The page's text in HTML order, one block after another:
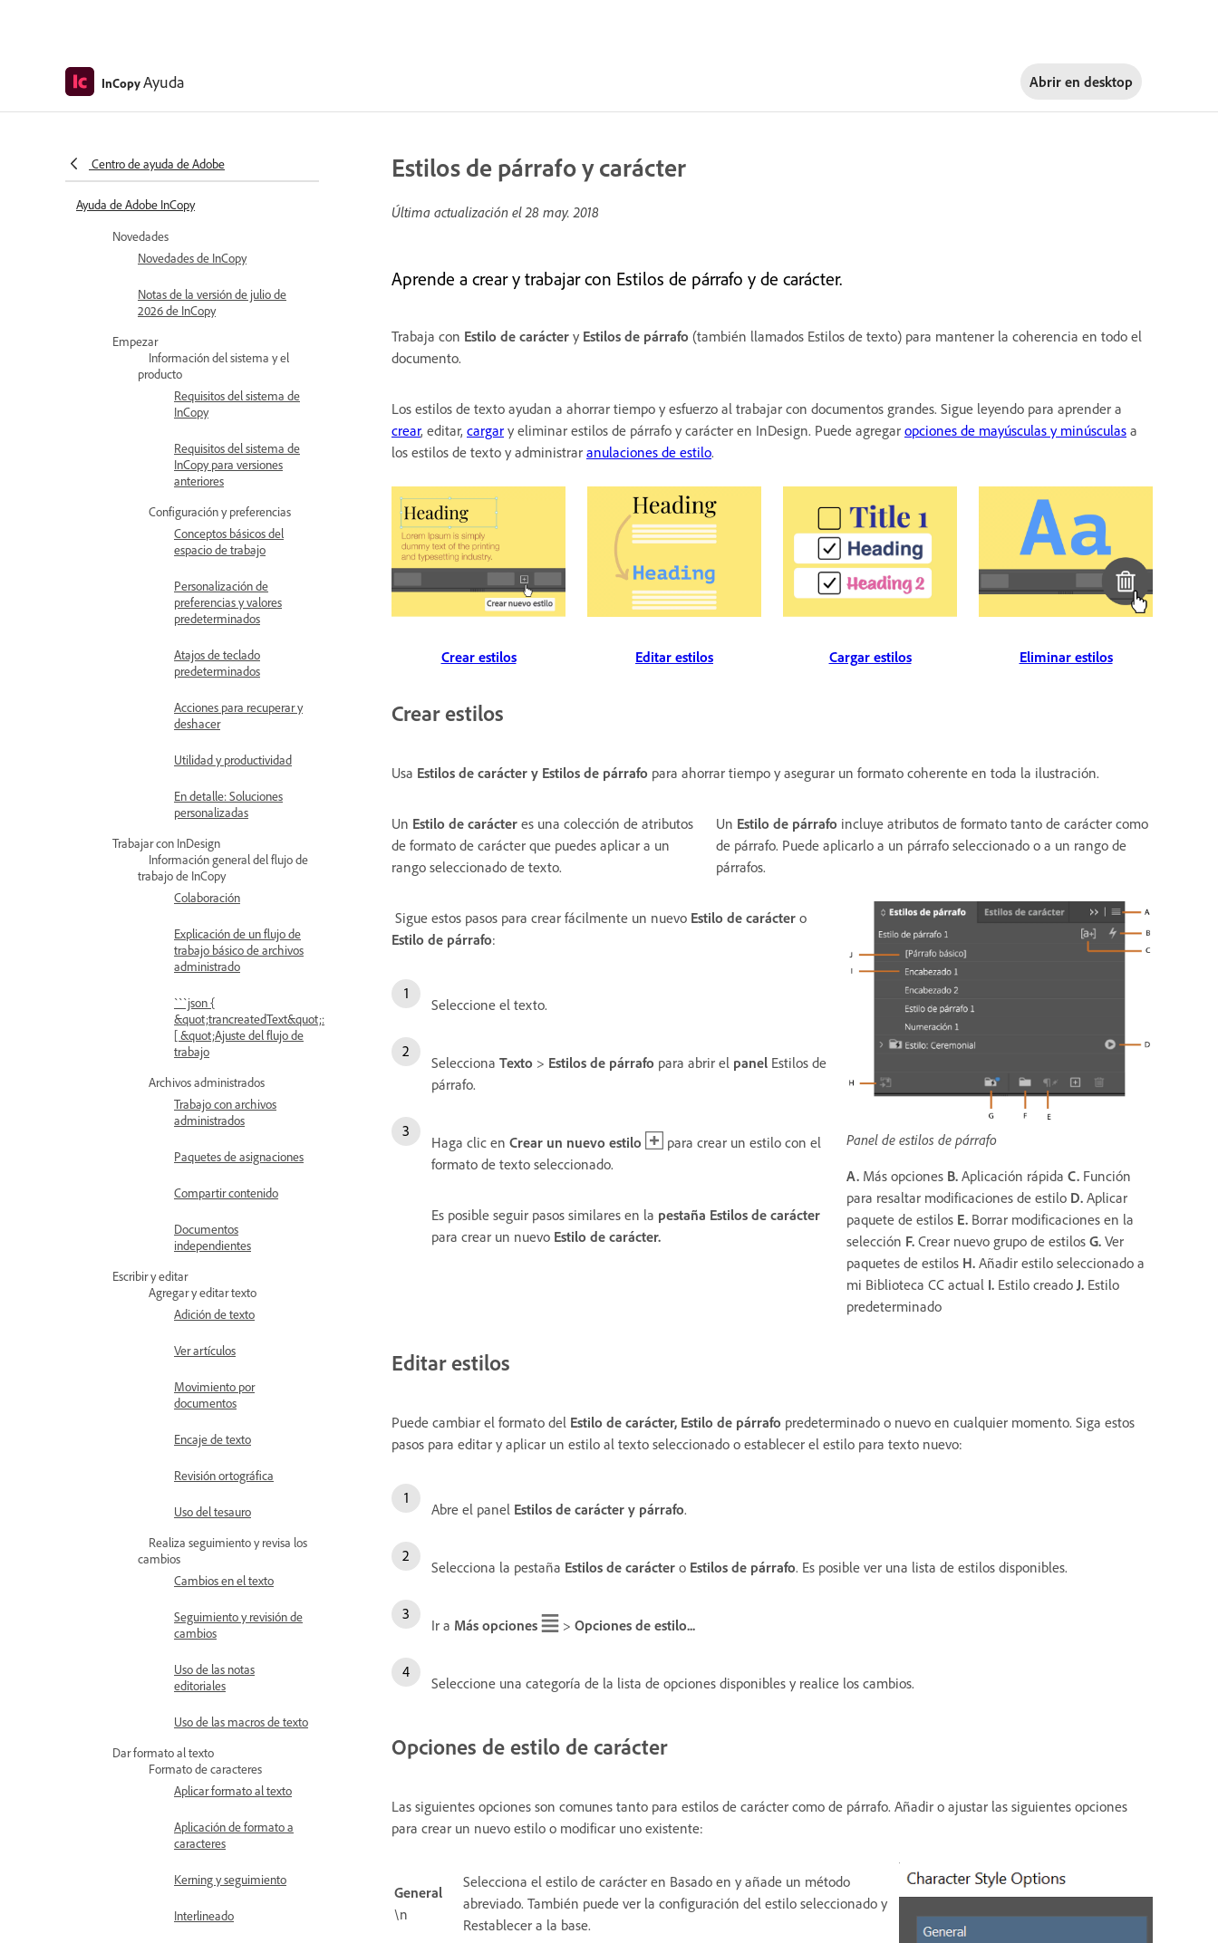
InCopyAyuda Abrir en desktop
Centro de ayuda de Adobe
Ayuda de Adobe InCopy
Novedades
Novedades de InCopy
Notas de la versión de julio de
2026 de InCopy
Empezar
Información del sistema y el
producto
Requisitos del sistema de
InCopy
Requisitos del sistema de
InCopy para versiones
anteriores
Configuración y preferencias
Conceptos básicos del
espacio de trabajo
Personalización de
preferencias y valores
predeterminados
Atajos de teclado
predeterminados
Acciones para recuperar y
deshacer
Utilidad y productividad
En detalle: Soluciones
personalizadas
Trabajar con InDesign
Información general del flujo de
trabajo de InCopy
Colaboración
Explicación de un flujo de
trabajo básico de archivos
administrado
```json {
&quot;trancreatedText&quot;:
[ &quot;Ajuste del flujo de
trabajo
Archivos administrados
Trabajo con archivos
administrados
Paquetes de asignaciones
Compartir contenido
Documentos
independientes
Escribir y editar
Agregar y editar texto
Adición de texto
Ver artículos
Movimiento por
documentos
Encaje de texto
Revisión ortográfica
Uso del tesauro
Realiza seguimiento y revisa los
cambios
Cambios en el texto
Seguimiento y revisión de
cambios
Uso de las notas
editoriales
Uso de las macros de texto
Dar formato al texto
Formato de caracteres
Aplicar formato al texto
Aplicación de formato a
caracteres
Kerning y seguimiento
Interlineado
Estilos de párrafo y carácter
Última actualización el28 may. 2018
Aprende a crear y trabajar con Estilos de párrafo y de carácter.
Trabaja con Estilo de carácter y Estilos de párrafo (también llamados Estilos de texto) para mantener la coherencia en todo el
documento.
Los estilos de texto ayudan a ahorrar tiempo y esfuerzo al trabajar con documentos grandes. Sigue leyendo para aprender a
crear, editar, cargar y eliminar estilos de párrafo y carácter en InDesign. Puede agregar opciones de mayúsculas y minúsculas a
los estilos de texto y administrar anulaciones de estilo.
Crear estilos Editar estilos Cargar estilos Eliminar estilos
Crear estilos
Usa Estilos de carácter y Estilos de párrafo para ahorrar tiempo y asegurar un formato coherente en toda la ilustración.
Un Estilo de carácter es una colección de atributos
de formato de carácter que puedes aplicar a un
rango seleccionado de texto.
Un Estilo de párrafo incluye atributos de formato tanto de carácter como
de párrafo. Puede aplicarlo a un párrafo seleccionado o a un rango de
párrafos.
Sigue estos pasos para crear fácilmente un nuevo Estilo de carácter o
Estilo de párrafo:
Seleccione el texto.
Selecciona Texto > Estilos de párrafo para abrir el panel Estilos de
párrafo.
Haga clic en Crear un nuevo estilo
para crear un estilo con el
formato de texto seleccionado.
Es posible seguir pasos similares en la pestaña Estilos de carácter
para crear un nuevo Estilo de carácter.
Panel de estilos de párrafo
A.Más opciones B.Aplicación rápida C.Función
para resaltar modificaciones de estilo D.Aplicar
paquete de estilos E.Borrar modificaciones en la
selección F.Crear nuevo grupo de estilos G.Ver
paquetes de estilos H.Añadir estilo seleccionado a
mi Biblioteca CC actual I.Estilo creado J.Estilo
predeterminado
Editar estilos
Puede cambiar el formato del Estilo de carácter, Estilo de párrafo predeterminado o nuevo en cualquier momento. Siga estos
pasos para editar y aplicar un estilo al texto seleccionado o establecer el estilo para texto nuevo:
Abre el panel Estilos de carácter y párrafo.
Selecciona la pestaña Estilos de carácter o Estilos de párrafo. Es posible ver una lista de estilos disponibles.
Ir a Más opciones > Opciones de estilo...
Seleccione una categoría de la lista de opciones disponibles y realice los cambios.
Opciones de estilo de carácter
Las siguientes opciones son comunes tanto para estilos de carácter como de párrafo. Añadir o ajustar las siguientes opciones
para crear un nuevo estilo o modificar uno existente:
General
\n
Selecciona el estilo de carácter en Basado en y añade un método
abreviado. También puede ver la configuración del estilo seleccionado y
Restablecer a la base.